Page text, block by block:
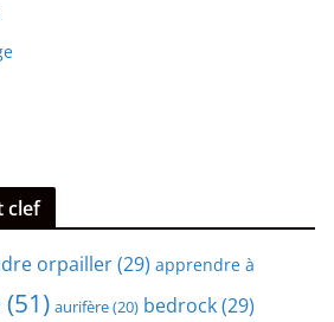
clef
orpailler(29) apprendre à
(51) aurifère(20) bedrock(29)